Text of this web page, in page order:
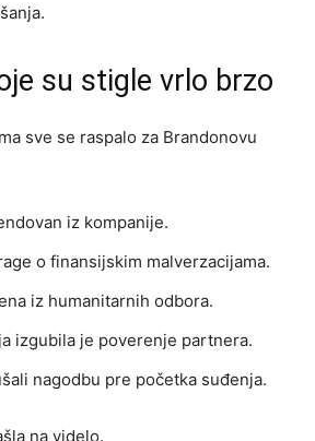
su stigle vrlo brzo
sve se raspalo za Brandonovu
iz kompanije.
o finansijskim malverzacijama.
iz humanitarnih odbora.
izgubila je poverenje partnera.
nagodbu pre početka suđenja.
na videlo.